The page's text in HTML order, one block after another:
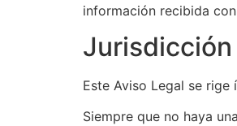
información recibida
Jurisdicción
Este Aviso Legal se
Siempre que no haya